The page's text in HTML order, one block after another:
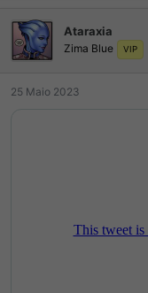
Ataraxia
Zima Blue VIP
25 Maio 2023